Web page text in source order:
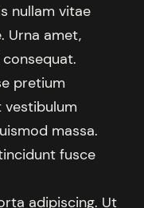
nullam vitae
Urna amet,
pretium
vestibulum
massa.
fusce
adipiscing. Ut